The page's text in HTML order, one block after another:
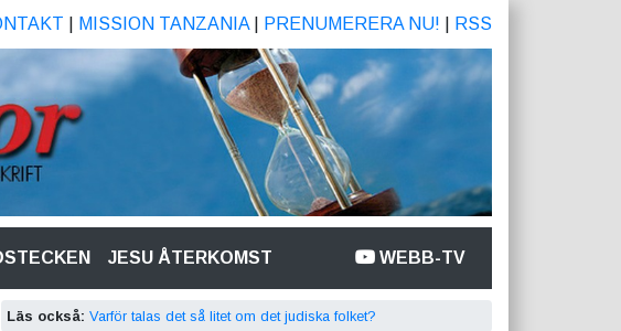
MISSION TANZANIA| PRENUMERERA NU! RSS
JESU ÅTERKOMST WEBB-TV
Läs också: Varför talas det så litet om det judiska folket?